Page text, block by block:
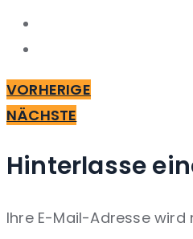
VORHERIGE
NÄCHSTE
Hinterlasse
Ihre E-Mail-Adresse